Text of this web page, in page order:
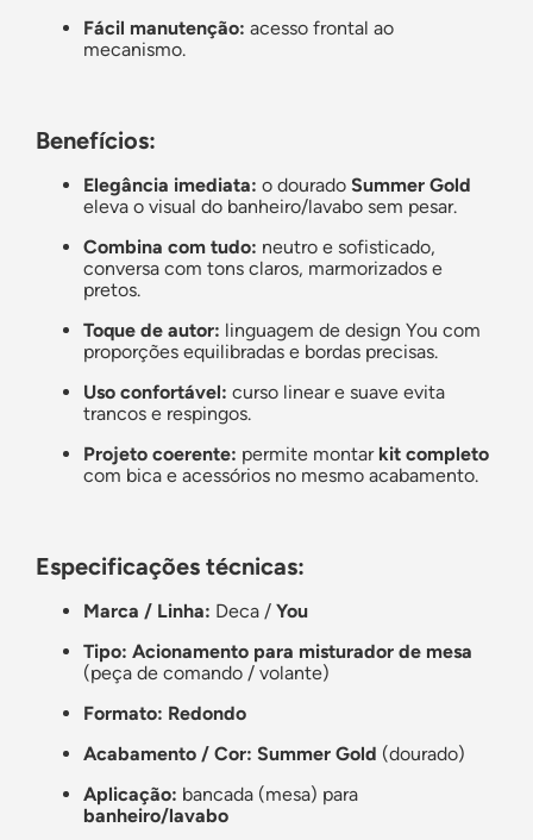
Fácil manutenção: acesso frontal ao
mecanismo.
Benefícios:
Elegância imediata: o dourado Summer Gold
eleva o visual do banheiro/lavabo sem pesar.
Combina com tudo: neutro e sofisticado,
conversa com tons claros, marmorizados e
pretos.
Toque de autor: linguagem de design You com
proporções equilibradas e bordas precisas.
Uso confortável: curso linear e suave evita
trancos e respingos.
Projeto coerente: permite montar kit completo
com bica e acessórios no mesmo acabamento.
Especificações técnicas:
Marca / Linha: Deca / You
Tipo: Acionamento para misturador de mesa
(peça de comando / volante)
Formato: Redondo
Acabamento / Cor: Summer Gold (dourado)
Aplicação: bancada (mesa) para
banheiro/lavabo